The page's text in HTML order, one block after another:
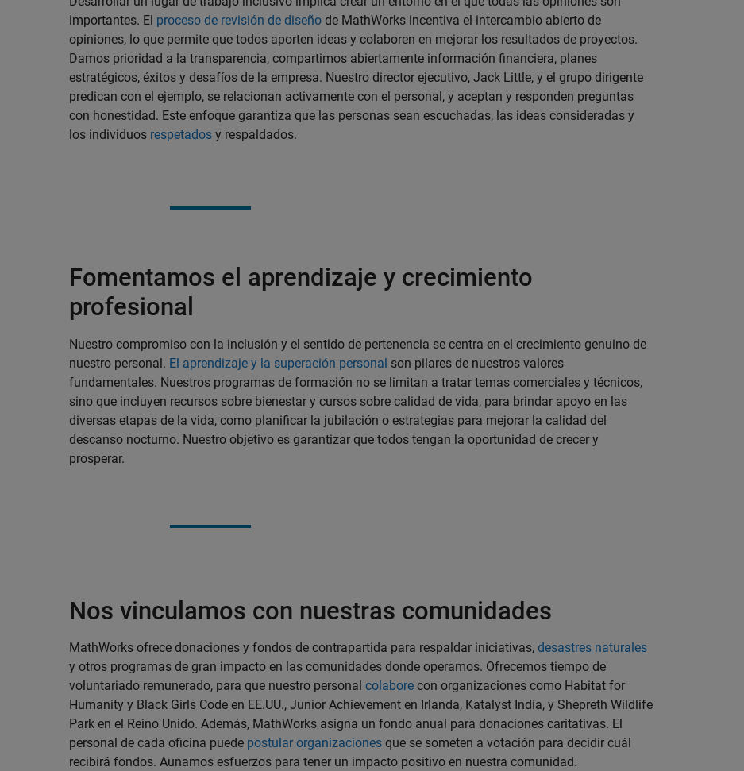
importantes. El proceso de revisión de diseño de MathWorks incentiva el intercambio abierto de
opiniones, lo que permite que todos aporten ideas y colaboren en mejorar los resultados de proyectos.
Damos prioridad a la transparencia, compartimos abiertamente información financiera, planes
estratégicos, éxitos y desafíos de la empresa. Nuestro director ejecutivo, Jack Little, y el grupo dirigente
predican con el ejemplo, se relacionan activamente con el personal, y aceptan y responden preguntas
con honestidad. Este enfoque garantiza que las personas sean escuchadas, las ideas consideradas y
los individuos respetados y respaldados.
Fomentamos el aprendizaje y crecimiento
profesional
Nuestro compromiso con la inclusión y el sentido de pertenencia se centra en el crecimiento genuino de
nuestro personal. El aprendizaje y la superación personal son pilares de nuestros valores
fundamentales. Nuestros programas de formación no se limitan a tratar temas comerciales y técnicos,
sino que incluyen recursos sobre bienestar y cursos sobre calidad de vida, para brindar apoyo en las
diversas etapas de la vida, como planificar la jubilación o estrategias para mejorar la calidad del
descanso nocturno. Nuestro objetivo es garantizar que todos tengan la oportunidad de crecer y
prosperar.
Nos vinculamos con nuestras comunidades
MathWorks ofrece donaciones y fondos de contrapartida para respaldar iniciativas, desastres naturales
y otros programas de gran impacto en las comunidades donde operamos. Ofrecemos tiempo de
voluntariado remunerado, para que nuestro personal colabore con organizaciones como Habitat for
Humanity y Black Girls Code en EE.UU., Junior Achievement en Irlanda, Katalyst India, y Shepreth Wildlife
Park en el Reino Unido. Además, MathWorks asigna un fondo anual para donaciones caritativas. El
personal de cada oficina puede postular organizaciones que se someten a votación para decidir cuál
recibirá fondos. Aunamos esfuerzos para tener un impacto positivo en nuestra comunidad.